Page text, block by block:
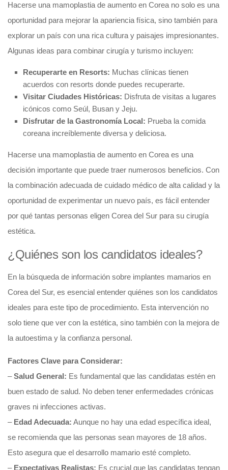
Hacerse una mamoplastia de aumento en Corea no solo es una
oportunidad para mejorar la apariencia física, sino también para
explorar un país con una rica cultura y paisajes impresionantes.
Algunas ideas para combinar cirugía y turismo incluyen:
Recuperarte en Resorts: Muchas clínicas tienen
acuerdos con resorts donde puedes recuperarte.
Visitar Ciudades Históricas: Disfruta de visitas a lugares
icónicos como Seúl, Busan y Jeju.
Disfrutar de la Gastronomía Local: Prueba la comida
coreana increíblemente diversa y deliciosa.
Hacerse una mamoplastia de aumento en Corea es una
decisión importante que puede traer numerosos beneficios. Con
la combinación adecuada de cuidado médico de alta calidad y la
oportunidad de experimentar un nuevo país, es fácil entender
por qué tantas personas eligen Corea del Sur para su cirugía
estética.
¿Quiénes son los candidatos ideales?
En la búsqueda de información sobre implantes mamarios en
Corea del Sur, es esencial entender quiénes son los candidatos
ideales para este tipo de procedimiento. Esta intervención no
solo tiene que ver con la estética, sino también con la mejora de
la autoestima y la confianza personal.
Factores Clave para Considerar:
–Salud General: Es fundamental que las candidatas estén en
buen estado de salud. No deben tener enfermedades crónicas
graves ni infecciones activas.
– Edad Adecuada: Aunque no hay una edad específica ideal,
se recomienda que las personas sean mayores de 18 años.
Esto asegura que el desarrollo mamario esté completo.
– Expectativas Realistas: Es crucial que las candidatas tengan